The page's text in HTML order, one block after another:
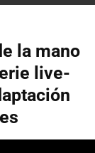
la mano
live-